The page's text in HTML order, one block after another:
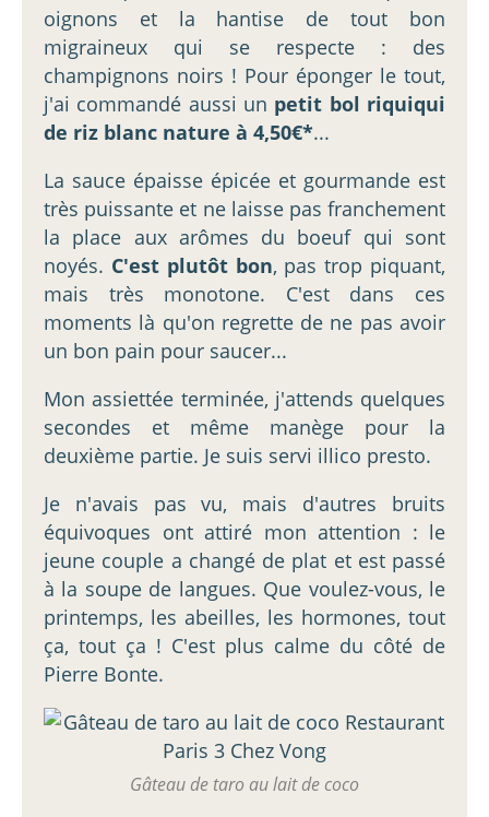
oignons et la hantise de tout bon
migraineux qui se respecte : des
champignons noirs ! Pour éponger le tout,
j'ai commandé aussi un petit bol riquiqui
de riz blanc nature à 4,50€*...
La sauce épaisse épicée et gourmande est
très puissante et ne laisse pas franchement
la place aux arômes du boeuf qui sont
noyés. C'est plutôt bon, pas trop piquant,
mais très monotone. C'est dans ces
moments là qu'on regrette de ne pas avoir
un bon pain pour saucer...
Mon assiettée terminée, j'attends quelques
secondes et même manège pour la
deuxième partie. Je suis servi illico presto.
Je n'avais pas vu, mais d'autres bruits
équivoques ont attiré mon attention : le
jeune couple a changé de plat et est passé
à la soupe de langues. Que voulez-vous, le
printemps, les abeilles, les hormones, tout
ça, tout ça ! C'est plus calme du côté de
Pierre Bonte.
Gâteau de taro au lait de coco